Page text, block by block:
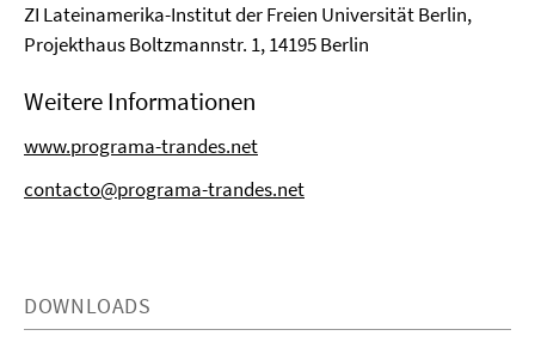
ZI Lateinamerika-Institut der Freien Universität Berlin,
Projekthaus Boltzmannstr. 1, 14195 Berlin
Weitere Informationen
www.programa-trandes.net
contacto@programa-trandes.net
DOWNLOADS